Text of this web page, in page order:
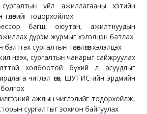
сургалтын үйл ажиллагааны хэтийн
тодорхойлох
багш, оюутан, ажилтнуудын
дүрэм журмыг хэлэлцэн батлах
сургалтын төлөвлөгөөг хэлэлцэх
нээх, сургалтын чанарыг сайжруулах
холбоотой бүхий л асуудлыг
чиглэл өгөх, ШУТИС-ийн эрдмийн
болгох
ажлын чиглэлийг тодорхойлж,
сургалтыг зохион байгуулах